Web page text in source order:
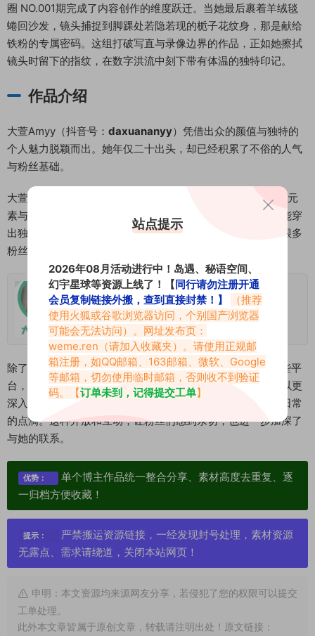
圈 NO.001期完成了内容创作的维度跃迁。当她最后裹着羊绒毯
蜷回沙发，镜头捕捉到脚踝处若隐若现的栀子花纹身，那是献给
铁粉的专属密码。这组打破写直与录像边界的作品，正如她擦拭
镜头时留下的指纹，在数字洪流中刻下带有体温的独特印记。
作品介绍
大萱Amyy（抖音号： daxuananyy）凭借出众的颜值与独特的
个人魅力脱颖而出。她年仅二十出头，却已经积累了不俗的人气
与粉丝基础。
大萱Amyy的内容以时尚穿搭和生活分享为主。她擅长将流行元
素与个人风格结合，无论是日常休闲装还是精致晚礼服，都能穿
出独有的气质与亮点。她的身材曲线优越，镜头表现力强，很多
粉丝直言，她的状态完全不输甚至超越部分娱乐圈颜值明星。
大萱Amyy微密圈专属圈子作品合集
2025-10-08
除了抖音，大萱Amyy还在微密圈和XEva等平台上活跃。这些平
台，为她提供了一个更私密的分享空间。在这里，粉丝们可以更
深入地了解她，看到她拍摄花絮、分享创作灵感、甚至吐槽日常
的点滴。这种开放和互动，让粉丝们感到亲切，也进一步加深了
与她的联系。
优势：
单个博主作品统一整合分享、素材高度去重复、逐
一归档方便收藏！
提示：
严禁搬运资源链接，一经发现封号处理，素材资源
无露点、需求请绕道，关闭本站网页！
申明：本文资源均来源网友分享，若侵犯了您的权限可以提交
工单处理。
此外本文章皆属于原创文章，转载请注明出处！原文链接：
站点提示
2026年08月活动进行中！岛遇、秘语空间、
幻宇星球等资源上线了！【同行请勿注册开通
会员复制链接外搬，查到直接封禁！】
（推荐
使用火狐或谷歌浏览器访问，个别国产浏览器
可能会无法访问）。网址发布页：
weme.ren （请加入收藏夹）。请使用正规邮
箱注册，如QQ邮箱、163邮箱、微软、Google
等邮箱，切勿使用临时邮箱，否则收不到验证
码。【订单未到，记得提交工单】